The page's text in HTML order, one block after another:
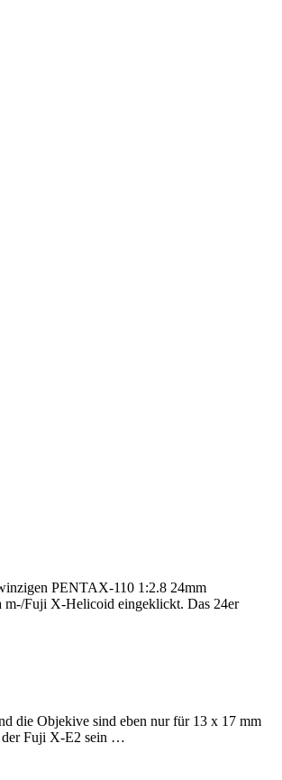
PENTAX-110 1:2.8 24mm
m-/Fuji X-Helicoid eingeklickt. Das 24er
die Objekive sind eben nur für 13 x 17 mm
der Fuji X-E2 sein …